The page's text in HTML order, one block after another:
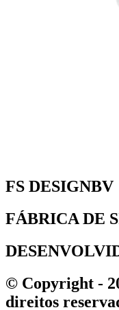
FS DESIGNBV
FÁBRICA DE
© Copyright -
direitos